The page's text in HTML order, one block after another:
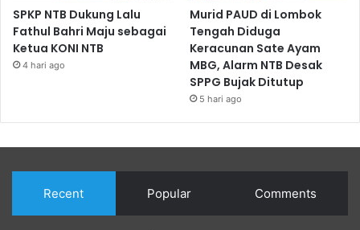
SPKP NTB Dukung Lalu
Fathul Bahri Maju sebagai
Ketua KONI NTB
4 hari ago
Murid PAUD di Lombok
Tengah Diduga
Keracunan Sate Ayam
MBG, Alarm NTB Desak
SPPG Bujak Ditutup
5 hari ago
Recent Popular Comments